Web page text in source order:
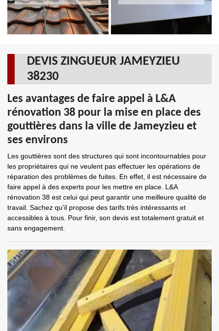
DEVIS ZINGUEUR JAMEYZIEU
38230
Les avantages de faire appel à L&A
rénovation 38 pour la mise en place des
gouttières dans la ville de Jameyzieu et
ses environs
Les gouttières sont des structures qui sont incontournables pour
les propriétaires qui ne veulent pas effectuer les opérations de
réparation des problèmes de fuites. En effet, il est nécessaire de
faire appel à des experts pour les mettre en place. L&A
rénovation 38 est celui qui peut garantir une meilleure qualité de
travail. Sachez qu'il propose des tarifs très intéressants et
accessibles à tous. Pour finir, son devis est totalement gratuit et
sans engagement.